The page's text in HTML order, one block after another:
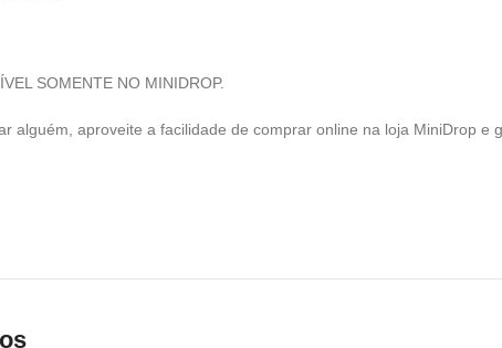
SOMENTE NO MINIDROP.
alguém, aproveite a facilidade de comprar online na loja MiniDrop e